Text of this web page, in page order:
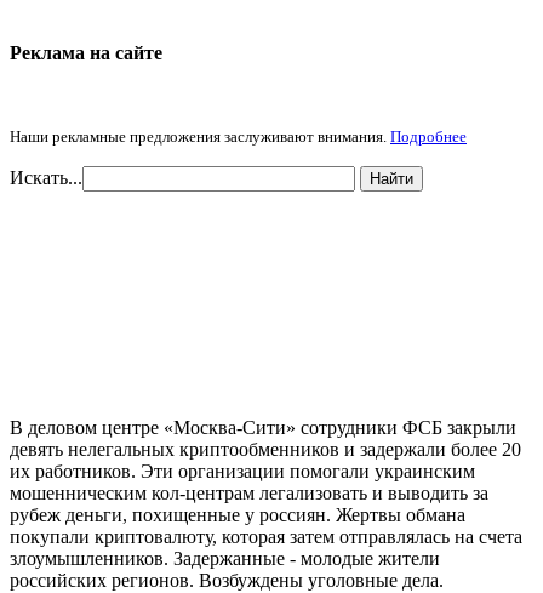
Реклама на cайте
Наши рекламные предложения заслуживают внимания. Подробнее
Искать... Найти
В деловом центре «Москва-Сити» сотрудники ФСБ закрыли
девять нелегальных криптообменников и задержали более 20
их работников. Эти организации помогали украинским
мошенническим кол-центрам легализовать и выводить за
рубеж деньги, похищенные у россиян. Жертвы обмана
покупали криптовалюту, которая затем отправлялась на счета
злоумышленников. Задержанные - молодые жители
российских регионов. Возбуждены уголовные дела.